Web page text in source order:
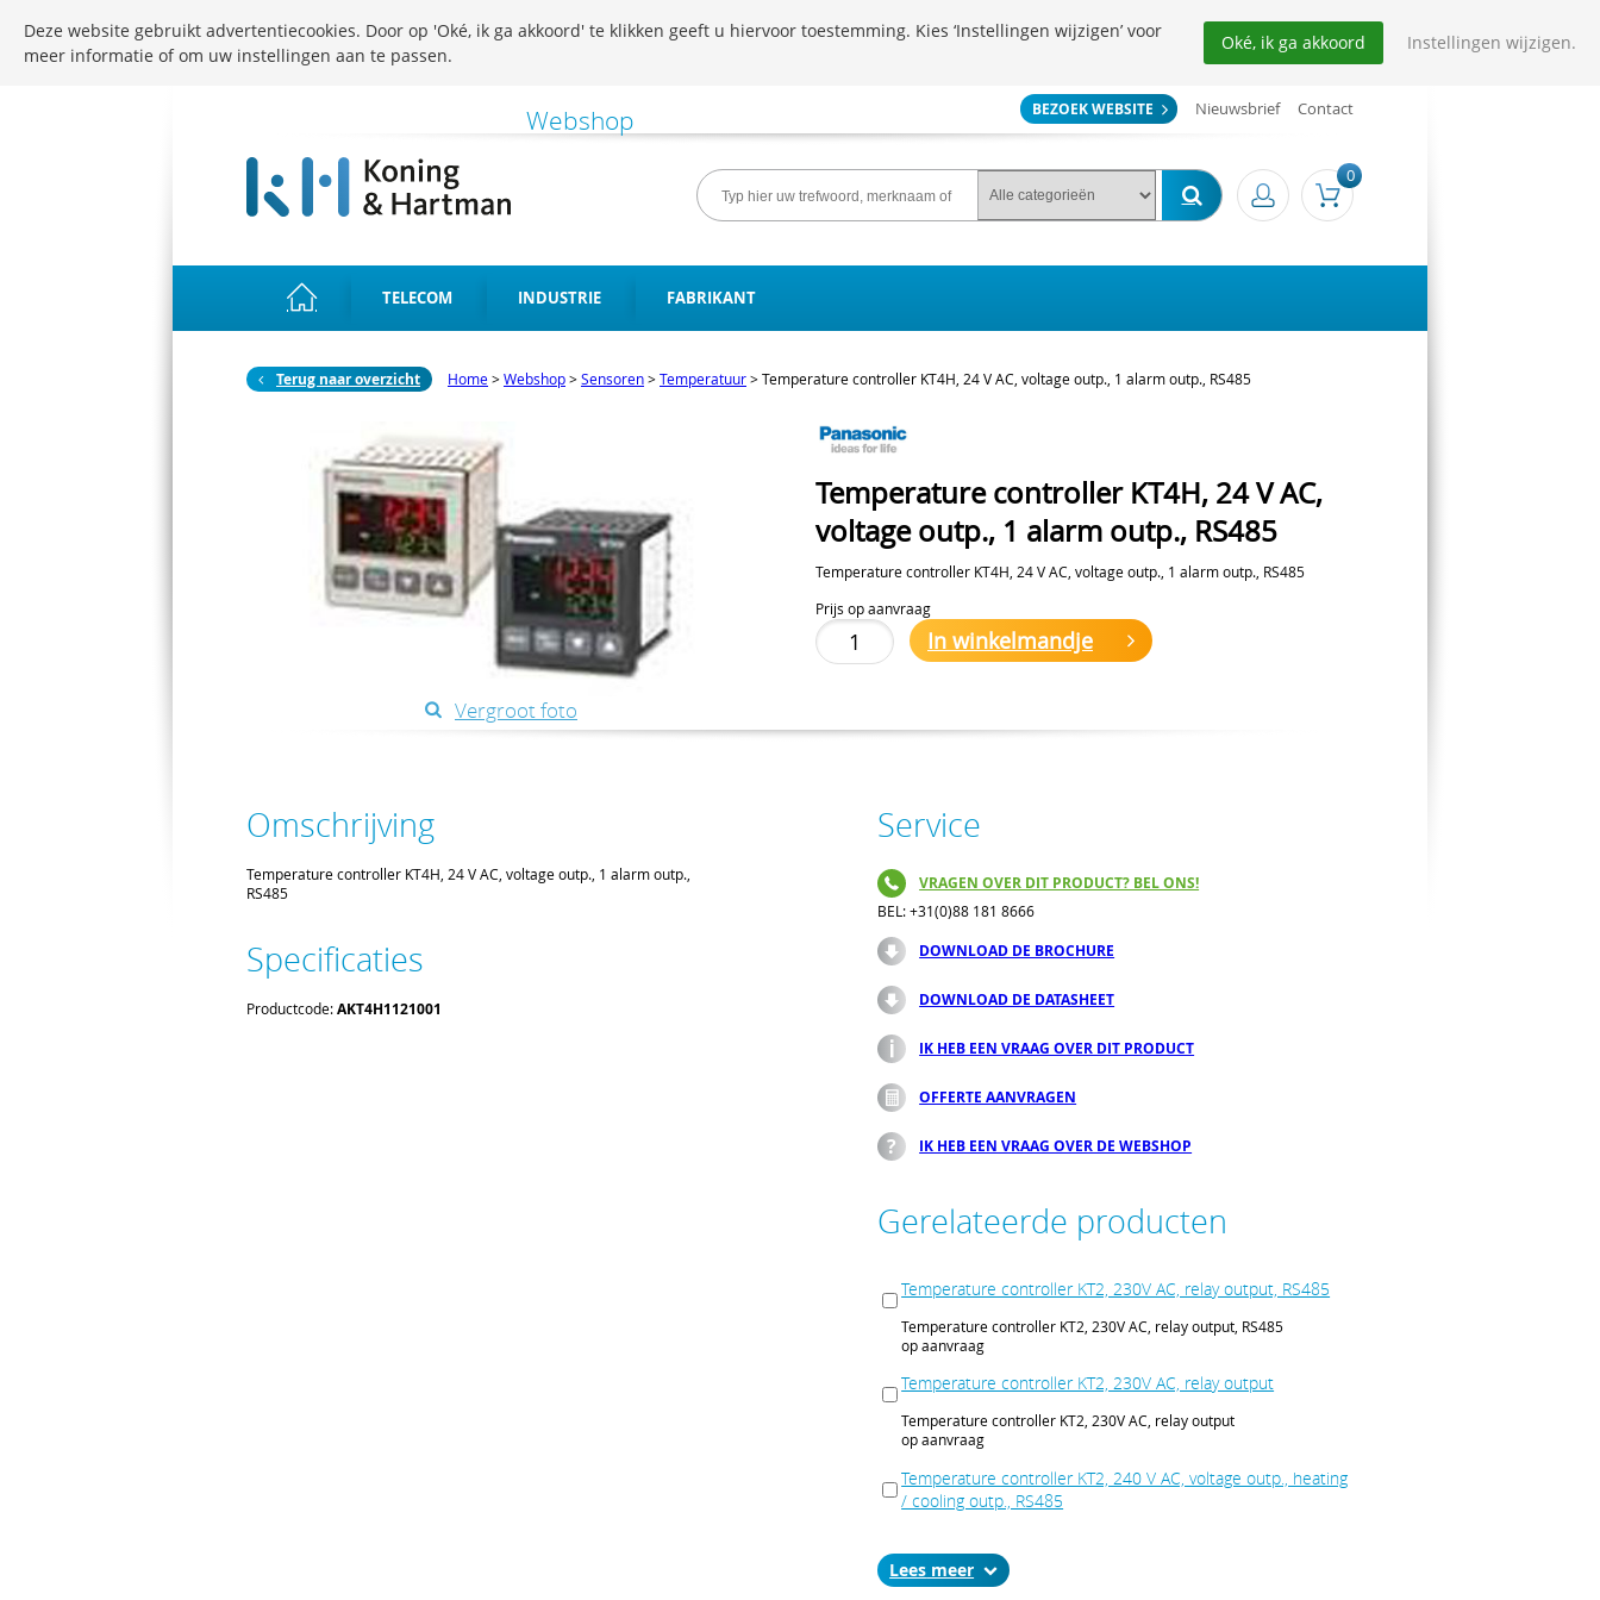
BEZOEK WEBSITE Nieuwsbrief Contact
0
TELECOM INDUSTRIE FABRIKANT
Terug naar overzicht Home>Webshop>Sensoren>Temperatuur>Temperature controller KT4H, 24 V AC, voltage outp., 1 alarm outp., RS485
Vergroot foto
Temperature controller KT4H, 24 V AC,
voltage outp., 1 alarm outp., RS485
Temperature controller KT4H, 24 V AC, voltage outp., 1 alarm outp., RS485
Prijs op aanvraag
In winkelmandje
Omschrijving
Temperature controller KT4H, 24 V AC, voltage outp., 1 alarm outp.,
RS485
Specificaties
Productcode:AKT4H1121001
Service
VRAGEN OVER DIT PRODUCT? BEL ONS!
BEL: +31(0)88 181 8666
DOWNLOAD DE BROCHURE
DOWNLOAD DE DATASHEET
IK HEB EEN VRAAG OVER DIT PRODUCT
OFFERTE AANVRAGEN
IK HEB EEN VRAAG OVER DE WEBSHOP
Gerelateerde producten
Temperature controller KT2, 230V AC, relay output, RS485
Temperature controller KT2, 230V AC, relay output, RS485
op aanvraag
Temperature controller KT2, 230V AC, relay output
Temperature controller KT2, 230V AC, relay output
op aanvraag
Temperature controller KT2, 240 V AC, voltage outp., heating
/ cooling outp., RS485
cooling outp., RS485
op aanvraag
Lees
Deze website gebruikt advertentiecookies. Door op 'Oké, ik ga akkoord' te klikken geeft u hiervoor toestemming. Kies ‘Instellingen wijzigen’ voor
meer informatie of om uw instellingen aan te passen.
Oké, ik ga akkoord Instellingen wijzigen.